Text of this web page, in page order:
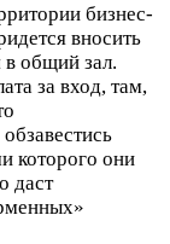
бизнес-
вносить
в общий зал.
за вход, там,
которого они
даст